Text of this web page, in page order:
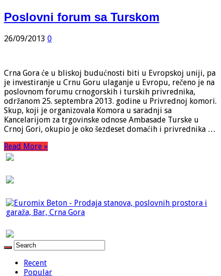
Poslovni forum sa Turskom
26/09/2013 0
Crna Gora će u bliskoj budućnosti biti u Evropskoj uniji, pa
je investiranje u Crnu Goru ulaganje u Evropu, rečeno je na
poslovnom forumu crnogorskih i turskih privrednika,
održanom 25. septembra 2013. godine u Privrednoj komori.
Skup, koji je organizovala Komora u saradnji sa
Kancelarijom za trgovinske odnose Ambasade Turske u
Crnoj Gori, okupio je oko šezdeset domaćih i privrednika …
Read More »
Recent
Popular